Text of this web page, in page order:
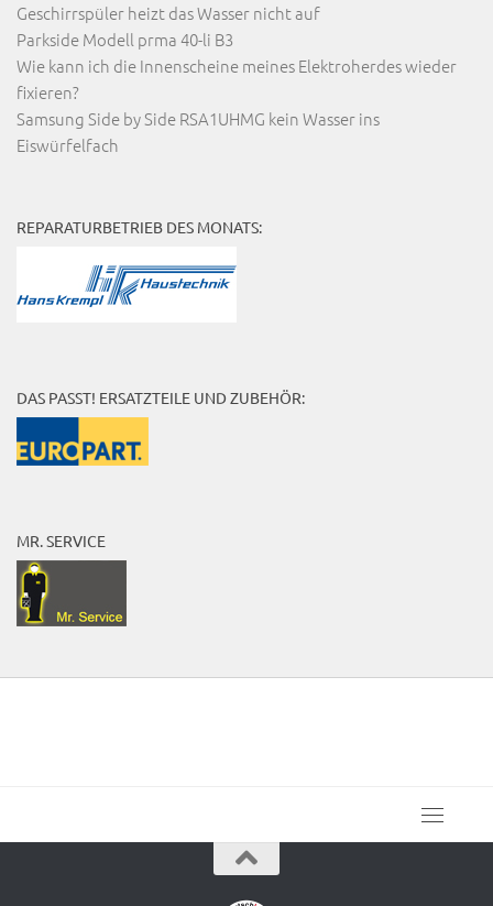
Geschirrspüler heizt das Wasser nicht auf
Parkside Modell prma 40-li B3
Wie kann ich die Innenscheine meines Elektroherdes wieder
fixieren?
Samsung Side by Side RSA1UHMG kein Wasser ins
Eiswürfelfach
REPARATURBETRIEB DES MONATS:
DAS PASST! ERSATZTEILE UND ZUBEHÖR:
MR. SERVICE